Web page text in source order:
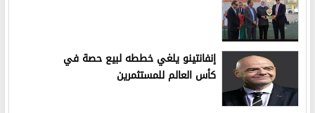
إنفانتينو يلغي خططه لبيع حصة في
كأس العالم للمستثمرين